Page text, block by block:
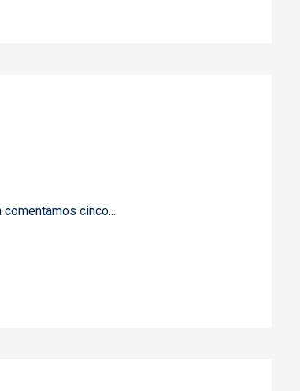
cinco...